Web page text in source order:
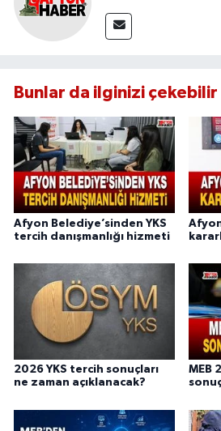
Bunlar da ilginizi çekebilir
Afyon Belediye’sinden YKS
tercih danışmanlığı hizmeti
2026 YKS tercih sonuçları
ne zaman açıklanacak?
MEB